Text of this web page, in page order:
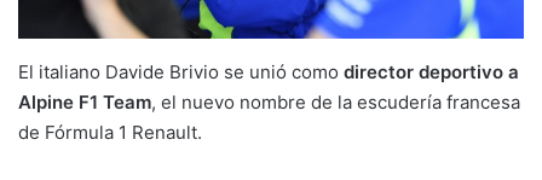
El italiano Davide Brivio se unió como director deportivo a
Alpine F1 Team, el nuevo nombre de la escudería francesa
de Fórmula 1 Renault.